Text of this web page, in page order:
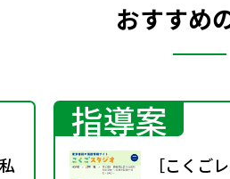
おすすめ
指導案
［こくご